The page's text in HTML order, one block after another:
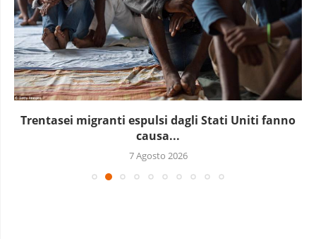
Marocco, la crescita non basta: l’analisi economica
dietro...
6 Agosto 2026